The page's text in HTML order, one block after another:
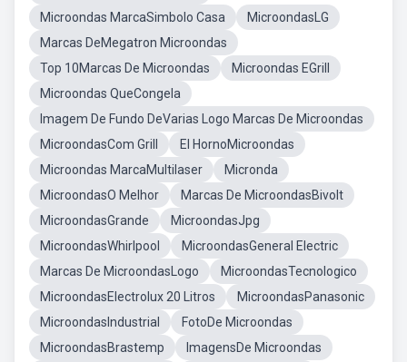
Microondas MarcaSimbolo Casa
MicroondasLG
Marcas DeMegatron Microondas
Top 10Marcas De Microondas
Microondas EGrill
Microondas QueCongela
Imagem De Fundo DeVarias Logo Marcas De Microondas
MicroondasCom Grill
El HornoMicroondas
Microondas MarcaMultilaser
Micronda
MicroondasO Melhor
Marcas De MicroondasBivolt
MicroondasGrande
MicroondasJpg
MicroondasWhirlpool
MicroondasGeneral Electric
Marcas De MicroondasLogo
MicroondasTecnologico
MicroondasElectrolux 20 Litros
MicroondasPanasonic
MicroondasIndustrial
FotoDe Microondas
MicroondasBrastemp
ImagensDe Microondas